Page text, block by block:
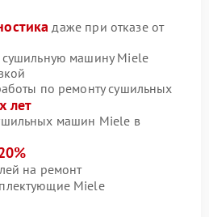
даже при отказе от
машину Miele
по ремонту сушильных
лет
машин Miele в
на ремонт
Miele